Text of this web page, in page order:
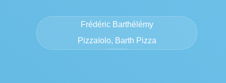
Frédéric Barthélémy
Pizzaïolo, Barth Pizza